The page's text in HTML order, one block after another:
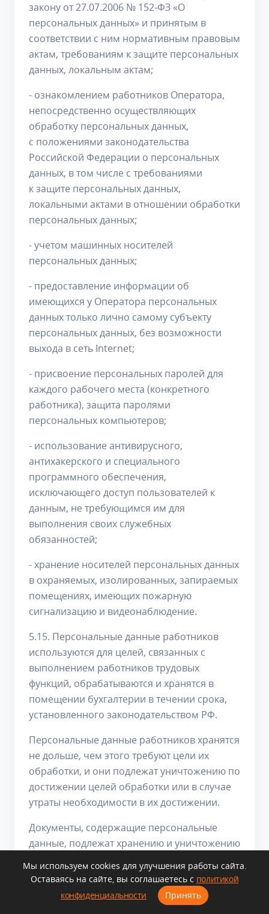
закону от 27.07.2006 № 152-ФЗ «О
персональных данных» и принятым в
соответствии с ним нормативным правовым
актам, требованиям к защите персональных
данных, локальным актам;
- ознакомлением работников Оператора,
непосредственно осуществляющих
обработку персональных данных,
с положениями законодательства
Российской Федерации о персональных
данных, в том числе с требованиями
к защите персональных данных,
локальными актами в отношении обработки
персональных данных;
- учетом машинных носителей
персональных данных;
- предоставление информации об
имеющихся у Оператора персональных
данных только лично самому субъекту
персональных данных, без возможности
выхода в сеть Internet;
- присвоение персональных паролей для
каждого рабочего места (конкретного
работника), защита паролями
персональных компьютеров;
- использование антивирусного,
антихакерского и специального
программного обеспечения,
исключающего доступ пользователей к
данным, не требующимся им для
выполнения своих служебных
обязанностей;
- хранение носителей персональных данных
в охраняемых, изолированных, запираемых
помещениях, имеющих пожарную
сигнализацию и видеонаблюдение.
5.15. Персональные данные работников
используются для целей, связанных с
выполнением работников трудовых
функций, обрабатываются и хранятся в
помещении бухгалтерии в течении срока,
установленного законодательством РФ.
Персональные данные работников хранятся
не дольше, чем этого требуют цели их
обработки, и они подлежат уничтожению по
достижении целей обработки или в случае
утраты необходимости в их достижении.
Документы, содержащие персональные
данные, подлежат хранению и уничтожению
законодательством Российской Федерации.
5.16. Персональные данные абонентов
Мы используем cookies для улучшения работы сайта.
Оставаясь на сайте, вы соглашаетесь с политикой
конфиденциальности
Принять